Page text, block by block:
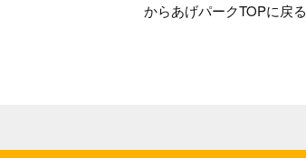
からあげパークTOPに戻る